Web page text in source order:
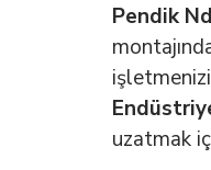
Pendik
uzatmak